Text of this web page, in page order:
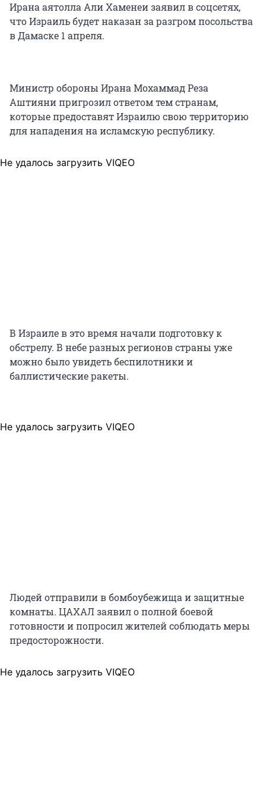
Ирана аятолла Али Хаменеи заявил в соцсетях,
что Израиль будет наказан за разгром посольства
в Дамаске 1 апреля.
Министр обороны Ирана Мохаммад Реза
Аштияни пригрозил ответом тем странам,
которые предоставят Израилю свою территорию
для нападения на исламскую республику.
Не удалось загрузить VIQEO
В Израиле в это время начали подготовку к
обстрелу. В небе разных регионов страны уже
можно было увидеть беспилотники и
баллистические ракеты.
Не удалось загрузить VIQEO
Людей отправили в бомбоубежища и защитные
комнаты. ЦАХАЛ заявил о полной боевой
готовности и попросил жителей соблюдать меры
предосторожности.
Не удалось загрузить VIQEO